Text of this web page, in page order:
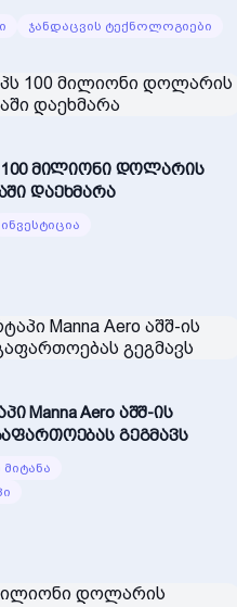
ჯანდაცვის ტექნოლოგიები
100 მილიონი დოლარის
დაეხმარა
ინვესტიცია
Manna Aero აშშ-ის
გეგმავს